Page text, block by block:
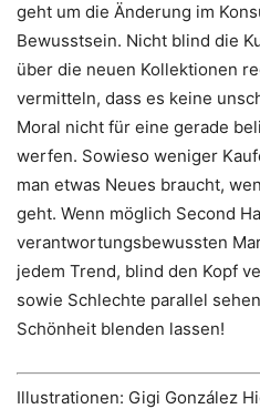
geht um die Änderung im
Bewusstsein. Nicht blind die
über die neuen Kollektionen
vermitteln, dass es keine
Moral nicht für eine gerade
werfen. Sowieso weniger
man etwas Neues braucht,
geht. Wenn möglich Second
verantwortungsbewussten
jedem Trend, blind den Kopf
sowie Schlechte parallel
Schönheit blenden lassen!
Illustrationen: Gigi González